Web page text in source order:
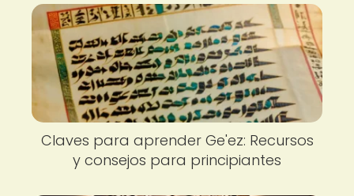
Claves para aprender Ge'ez: Recursos
y consejos para principiantes